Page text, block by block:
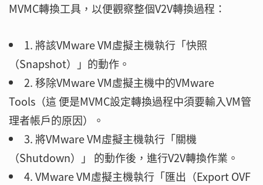
MVMC轉換工具，以便觀察整個V2V轉換過程：
1. 將該VMware VM虛擬主機執行「快照
（Snapshot）」的動作。
2. 移除VMware VM虛擬主機中的VMware
Tools（這 便是MVMC設定轉換過程中須要輸入VM管
理者帳戶的原因）。
3. 將VMware VM虛擬主機執行「關機
（Shutdown）」 的動作後，進行V2V轉換作業。
4. VMware VM虛擬主機執行「匯出（Export OVF